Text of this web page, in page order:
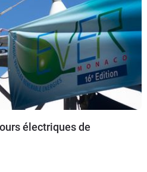
finition pour cette auto.
électriques de